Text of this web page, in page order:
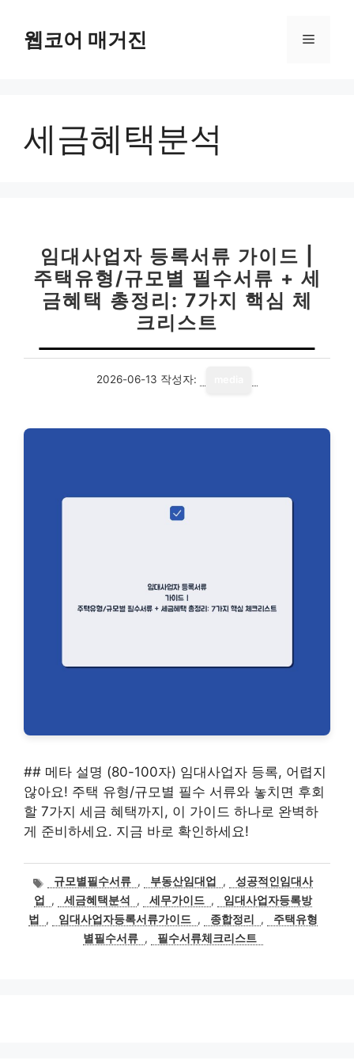
웹코어 매거진 메
세금혜택분석
임대사업자 등록서류 가이드 |
주택유형/규모별 필수서류 + 세
금혜택 총정리: 7가지 핵심 체
크리스트
2026-06-13 작성자:
## 메타 설명 (80-100자) 임대사업자 등록, 어렵지
않아요! 주택 유형/규모별 필수 서류와 놓치면 후회
할 7가지 세금 혜택까지, 이 가이드 하나로 완벽하
게 준비하세요. 지금 바로 확인하세요!
태규모별필수서류 , 부동산임대업 ,
성공적인임대사
업
, 세금혜택분석 , 세무가이드 ,
임대사업자등록방
법
, 임대사업자등록서류가이드 , 종합정리 ,
주택유형
별필수서류 , 필수서류체크리스트